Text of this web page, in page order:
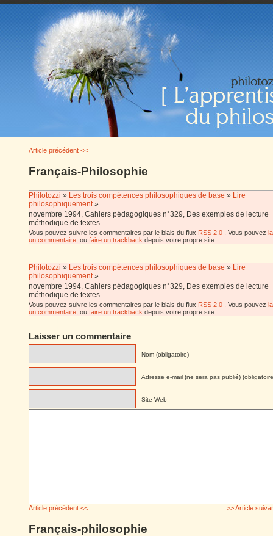
Article précédent <<
Français-Philosophie
Philotozzi » Les trois compétences philosophiques de base » Lire
philosophiquement»
novembre 1994, Cahiers pédagogiques n°329, Des exemples de lecture
méthodique de textes
Vous pouvez suivre les commentaires par le biais du flux RSS 2.0 . Vous pouvez
un commentaire , ou faire un trackback depuis votre propre site.
Philotozzi » Les trois compétences philosophiques de base » Lire
philosophiquement»
novembre 1994, Cahiers pédagogiques n°329, Des exemples de lecture
méthodique de textes
Vous pouvez suivre les commentaires par le biais du flux RSS 2.0 . Vous pouvez
un commentaire , ou faire un trackback depuis votre propre site.
Laisser un commentaire
Nom (obligatoire)
Adresse e-mail (ne sera pas publié)
Site Web
Article précédent << >> Article
Français-philosophie